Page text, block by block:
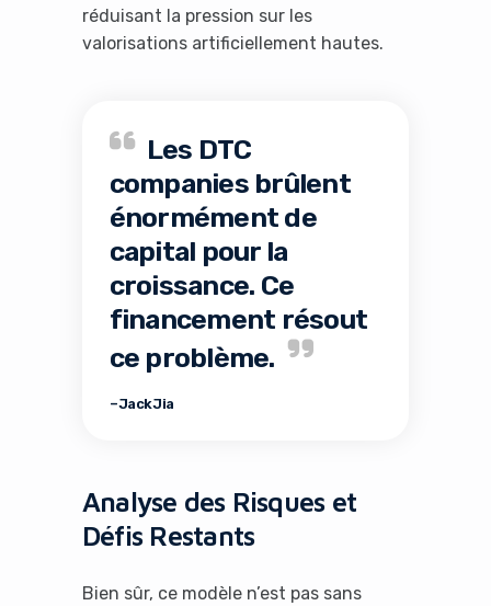
réduisant la pression sur les
valorisations artificiellement hautes.
Les DTC
companies brûlent
énormément de
capital pour la
croissance. Ce
financement résout
ce problème.
– Jack Jia
Analyse des Risques et
Défis Restants
Bien sûr, ce modèle n’est pas sans